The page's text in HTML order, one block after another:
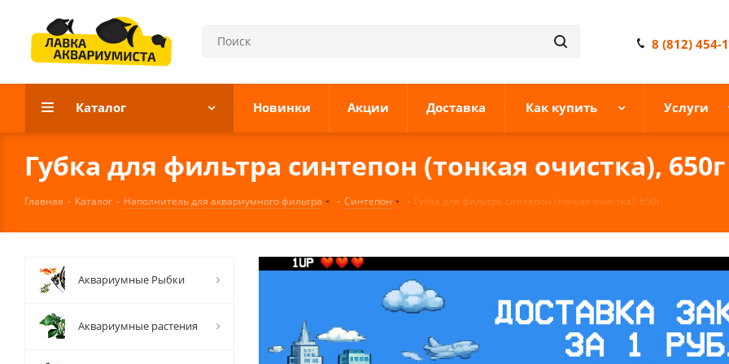
8 (812) 454-
Каталог Новинки Акции Доставка Как купить Услуги
Губка для фильтра синтепон (тонкая очистка), 650г
Главная - Каталог - Наполнитель для аквариумного фильтра - Синтепон - Губка для фильтра синтепон (тонкая очистка), 650г
Аквариумные Рыбки
Аквариумные растения